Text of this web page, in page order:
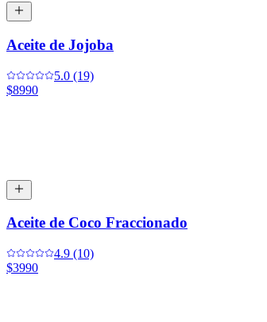
Aceite de Jojoba
5.0 (19)
$8990
Aceite de Coco Fraccionado
4.9 (10)
$3990